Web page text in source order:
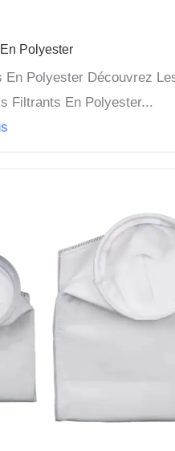
Polyester
En Polyester Découvrez
Filtrants En Polyester...